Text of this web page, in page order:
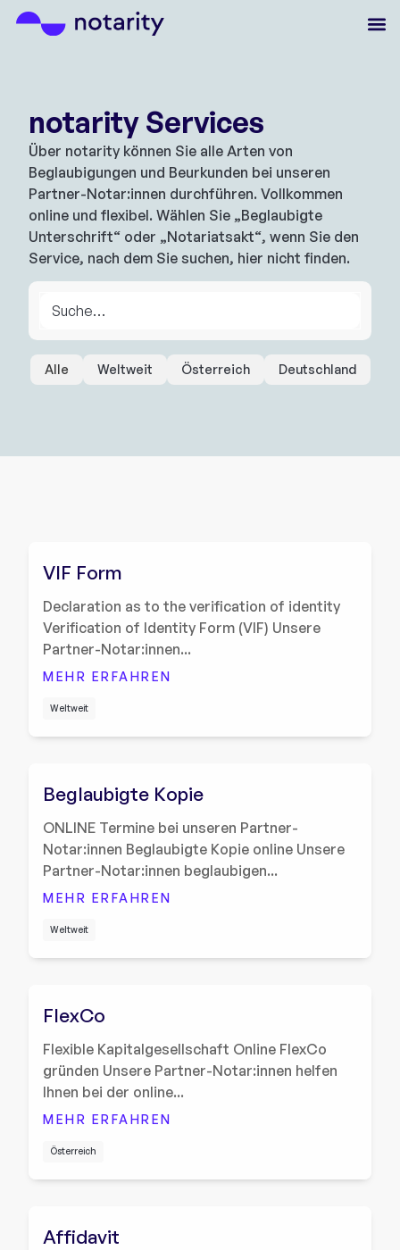
notarity Services
Über notarity können Sie alle Arten von
Beglaubigungen und Beurkunden bei unseren
Partner-Notar:innen durchführen. Vollkommen
online und flexibel. Wählen Sie „Beglaubigte
Unterschrift“ oder „Notariatsakt“, wenn Sie den
Service, nach dem Sie suchen, hier nicht finden.
Alle Weltweit Österreich Deutschland
Weltweit
VIF Form
Declaration as to the verification of identity
Verification of Identity Form (VIF) Unsere
Partner-Notar:innen...
MEHR ERFAHREN
Weltweit
Beglaubigte Kopie
ONLINE Termine bei unseren Partner-
Notar:innen Beglaubigte Kopie online Unsere
Partner-Notar:innen beglaubigen...
MEHR ERFAHREN
Österreich
FlexCo
Flexible Kapitalgesellschaft Online FlexCo
gründen Unsere Partner-Notar:innen helfen
Ihnen bei der online...
MEHR ERFAHREN
Affidavit